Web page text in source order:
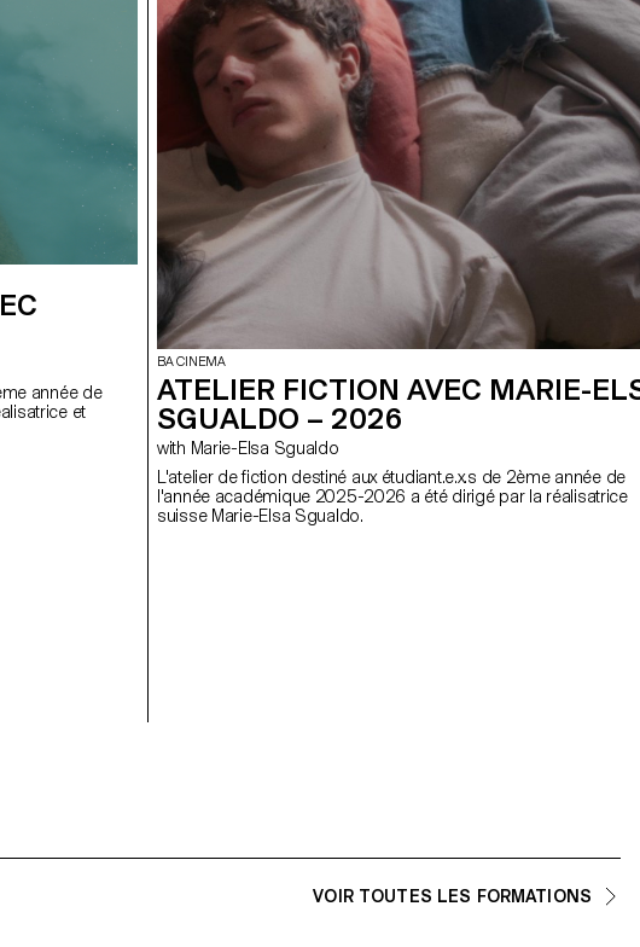
année de
et
BA CINEMA
ATELIER FICTION AVEC MARIE-
SGUALDO – 2026
with Marie-Elsa Sgualdo
L'atelier de fiction destiné aux étudiant.e.x.s de 2ème année de
l'année académique 2025-2026 a été dirigé par la réalisatrice
suisse Marie-Elsa Sgualdo.
VOIR TOUTES LES FORMATIONS